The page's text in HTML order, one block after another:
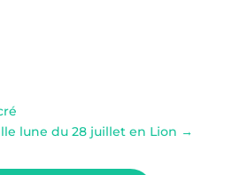
lune du 28 juillet en Lion →